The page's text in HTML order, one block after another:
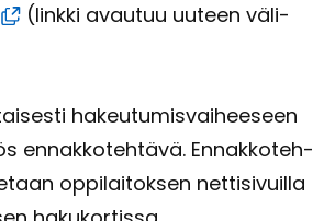
(link­ki avau­tuu uu­teen vä­li­
ha­keu­tu­mis­vai­hee­seen
en­nak­ko­teh­tä­vä. En­nak­ko­teh­
op­pi­lai­tok­sen net­ti­si­vuil­la